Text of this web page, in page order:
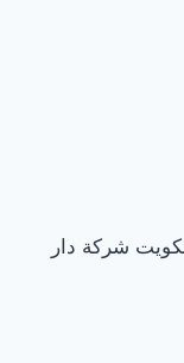
الكويت شركة دار